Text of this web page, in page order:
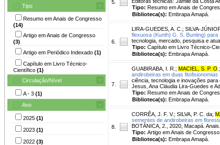
Tipo
Resumo em Anais de Congresso
(14)
Artigo em Anais de Congresso
(3)
Artigo em Periódico Indexado (1)
Capítulo em Livro Técnico-
Científico (1)
Circulação/Nível
A - 3 (1)
Ano
2025 (1)
2023 (1)
2022 (3)
5.
Tipo: Resumo em Anais de
Biblioteca(s): Embrapa Amapá.
6.
LIRA-GUEDES, A. C. ; SILVA-
flexuosa (Kunth) G. S. Bunting)
tecnologia, mercado, pesquisa e
Tipo: Capítulo em Livro Técnico-
Biblioteca(s): Embrapa Amapá.
7.
GUABIRABA, I. R. ; MACIEL, S. P. O
andirobeiras em duas fitofisionomias
ciência, tecnologia e inovações
Jesus, Ana Cláudia Lira-Guedes e
Tipo: Resumo em Anais de
Biblioteca(s): Embrapa Amapá.
8.
CORRÊA, J. F. V.; SILVA, P. C. da;
sementes de andirobeiras em
BOTÂNICA, 2., 2020, Macapá.
Tipo: Artigo em Anais de Congresso
Biblioteca(s): Embrapa Amapá.